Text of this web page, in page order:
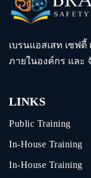
เบรนแอสเสท เซฟ
ภายในองค์กร และ
LINKS
Public Training
In-House Training
In-House Training